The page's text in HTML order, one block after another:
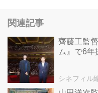
関連記事
齊藤工監
ム』で6年
シネフィル